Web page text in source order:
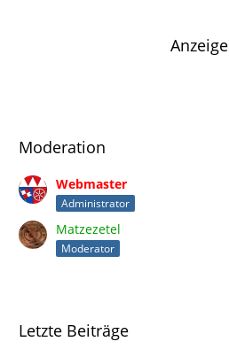
Anzeige
Moderation
Webmaster
Administrator
Matzezetel
Moderator
Letzte Beiträge